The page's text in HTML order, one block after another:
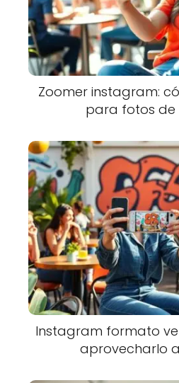
Zoomer instagram:
para fotos de
Instagram formato
aprovecharlo